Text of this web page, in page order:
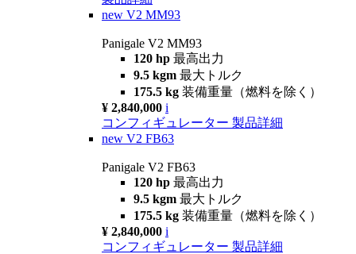
new V2 MM93
Panigale V2 MM93
120 hp 最高出力
9.5 kgm 最大トルク
175.5 kg 装備重量（燃料を除く）
¥ 2,840,000 i
コンフィギュレーター 製品詳細
new V2 FB63
Panigale V2 FB63
120 hp 最高出力
9.5 kgm 最大トルク
175.5 kg 装備重量（燃料を除く）
¥ 2,840,000 i
コンフィギュレーター 製品詳細